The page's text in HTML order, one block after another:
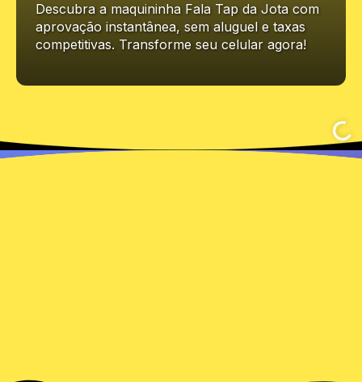
Descubra a maquininha Fala Tap da Jota com
aprovação instantânea, sem aluguel e taxas
competitivas. Transforme seu celular agora!